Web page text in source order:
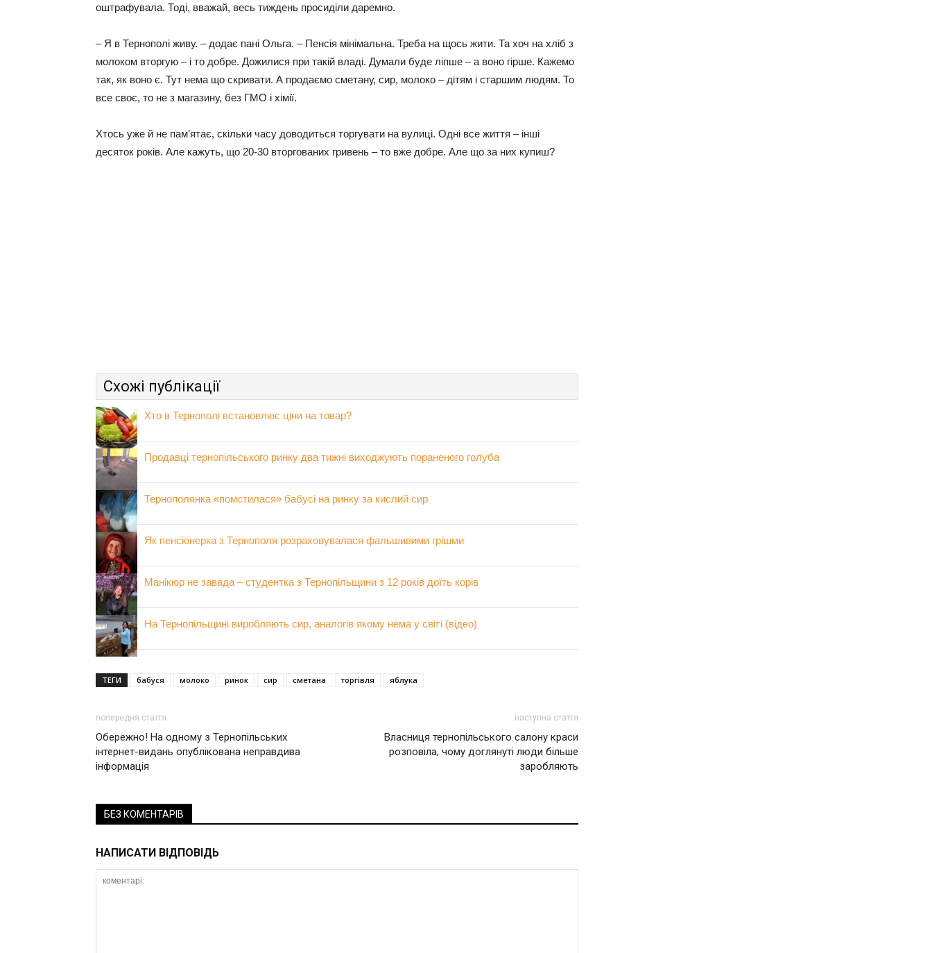
оштрафувала. Тоді, вважай, весь тиждень просиділи даремно.
– Я в Тернополі живу. – додає пані Ольга. – Пенсія мінімальна. Треба на щось жити. Та хоч на хліб з
молоком вторгую – і то добре. Дожилися при такій владі. Думали буде ліпше – а воно гірше. Кажемо
так, як воно є. Тут нема що скривати. А продаємо сметану, сир, молоко – дітям і старшим людям. То
все своє, то не з магазину, без ГМО і хімії.
Хтось уже й не пам’ятає, скільки часу доводиться торгувати на вулиці. Одні все життя – інші
десяток років. Але кажуть, що 20-30 вторгованих гривень – то вже добре. Але що за них купиш?
Схожі публікації
Хто в Тернополі встановлює ціни на товар?
Продавці тернопільського ринку два тижні виходжують пораненого голуба
Тернополянка «помстилася» бабусі на ринку за кислий сир
Як пенсіонерка з Тернополя розраховувалася фальшивими грішми
Манікюр не завада – студентка з Тернопільщини з 12 років доїть корів
На Тернопільщині виробляють сир, аналогів якому нема у світі (відео)
ТЕГИ бабуся молоко ринок сир сметана торгівля яблука
попередня стаття
Обережно! На одному з Тернопільських
інтернет-видань опублікована неправдива
інформація
наступна стаття
Власниця тернопільського салону краси
розповіла, чому доглянуті люди більше
заробляють
БЕЗ КОМЕНТАРІВ
НАПИСАТИ ВІДПОВІДЬ